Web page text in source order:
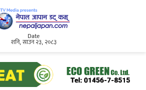
Date
शनि, साउन २३, २०८३